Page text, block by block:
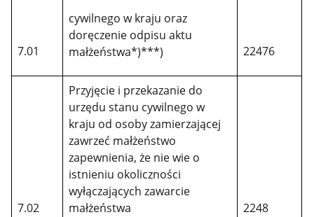
7.01
cywilnego w kraju oraz
doręczenie odpisu aktu
małżeństwa*)***)
22476
7.02
Przyjęcie i przekazanie do
urzędu stanu cywilnego w
kraju od osoby zamierzającej
zawrzeć małżeństwo
zapewnienia, że nie wie o
istnieniu okoliczności
wyłączających zawarcie
małżeństwa
2248